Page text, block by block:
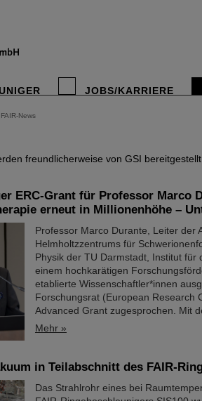
JOBS/KARRIERE
FAIR-News
freundlicherweise von GSI bereitgestellt.
ERC-Grant für Professor Marco
erneut in Millionenhöhe –
Professor Marco Durante, Leiter der
Helmholtzzentrums für
Physik der TU Darmstadt, Institut
einem hochkarätigen
etablierte Wissenschaftler*innen
Forschungsrat (European Research
Advanced Grant zugesprochen. Mit
Mehr »
in Teilabschnitt des FAIR-
Das Strahlrohr eines bei